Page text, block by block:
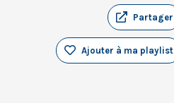
Partager
Ajouter à ma playlist